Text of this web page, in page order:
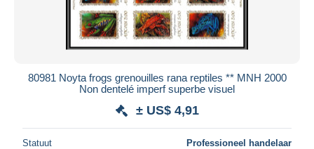
80981 Noyta frogs grenouilles rana reptiles ** MNH 2000
Non dentelé imperf superbe visuel
± US$ 4,91
Statuut Professioneel handelaar